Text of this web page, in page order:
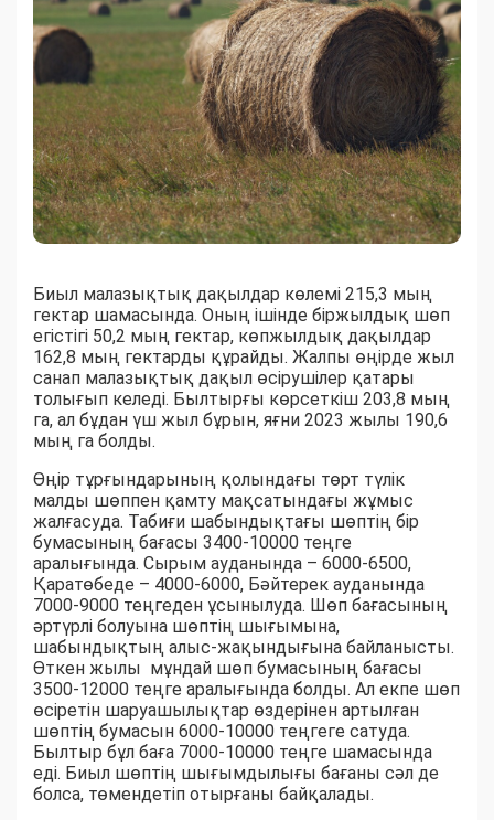
Биыл малазықтық дақылдар көлемі 215,3 мың
гектар шамасында. Оның ішінде біржылдық шөп
егістігі 50,2 мың гектар, көпжылдық дақылдар
162,8 мың гектарды құрайды. Жалпы өңірде жыл
санап малазықтық дақыл өсірушілер қатары
толығып келеді. Былтырғы көрсеткіш 203,8 мың
га, ал бұдан үш жыл бұрын, яғни 2023 жылы 190,6
мың га болды.
Өңір тұрғындарының қолындағы төрт түлік
малды шөппен қамту мақсатындағы жұмыс
жалғасуда. Табиғи шабындықтағы шөптің бір
бумасының бағасы 3400-10000 теңге
аралығында. Сырым ауданында – 6000-6500,
Қаратөбеде – 4000-6000, Бәйтерек ауданында
7000-9000 теңгеден ұсынылуда. Шөп бағасының
әртүрлі болуына шөптің шығымына,
шабындықтың алыс-жақындығына байланысты.
Өткен жылы мұндай шөп бумасының бағасы
3500-12000 теңге аралығында болды. Ал екпе шөп
өсіретін шаруашылықтар өздерінен артылған
шөптің бумасын 6000-10000 теңгеге сатуда.
Былтыр бұл баға 7000-10000 теңге шамасында
еді. Биыл шөптің шығымдылығы бағаны сәл де
болса, төмендетіп отырғаны байқалады.